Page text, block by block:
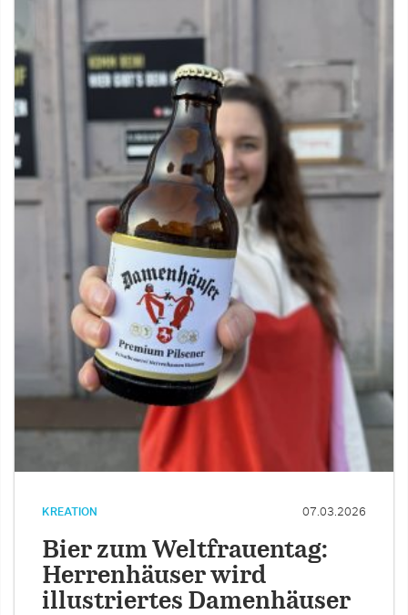
KREATION 07.03.2026
Bier zum Weltfrauentag:
Herrenhäuser wird
illustriertes Damenhäuser